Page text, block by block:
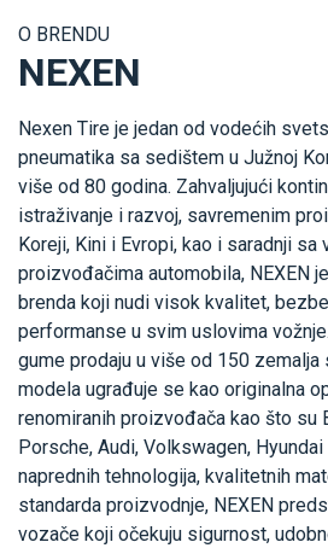
O BRENDU
NEXEN
Nexen Tire je jedan od vodećih
pneumatika sa sedištem u Južnoj
više od 80 godina. Zahvaljujući
istraživanje i razvoj, savremenim
Koreji, Kini i Evropi, kao i saradnji
proizvođačima automobila, NEXEN
brenda koji nudi visok kvalitet,
performanse u svim uslovima
gume prodaju u više od 150 zemalja
modela ugrađuje se kao originalna
renomiranih proizvođača kao što su
Porsche, Audi, Volkswagen,
naprednih tehnologija, kvalitetnih
standarda proizvodnje, NEXEN
vozače koji očekuju sigurnost,